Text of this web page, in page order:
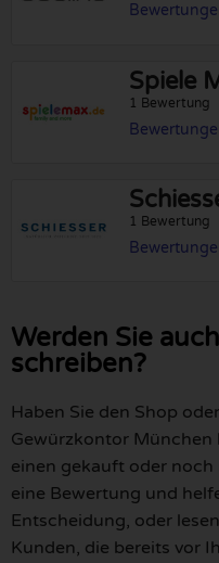
Spiele
1 Bewertung
1 Bewertung
Werden Sie
schreiben?
Haben Sie den Shop
Gewürzkontor München
einen gekauft oder noch
eine Bewertung und
Entscheidung, oder
Kunden, die bereits vor